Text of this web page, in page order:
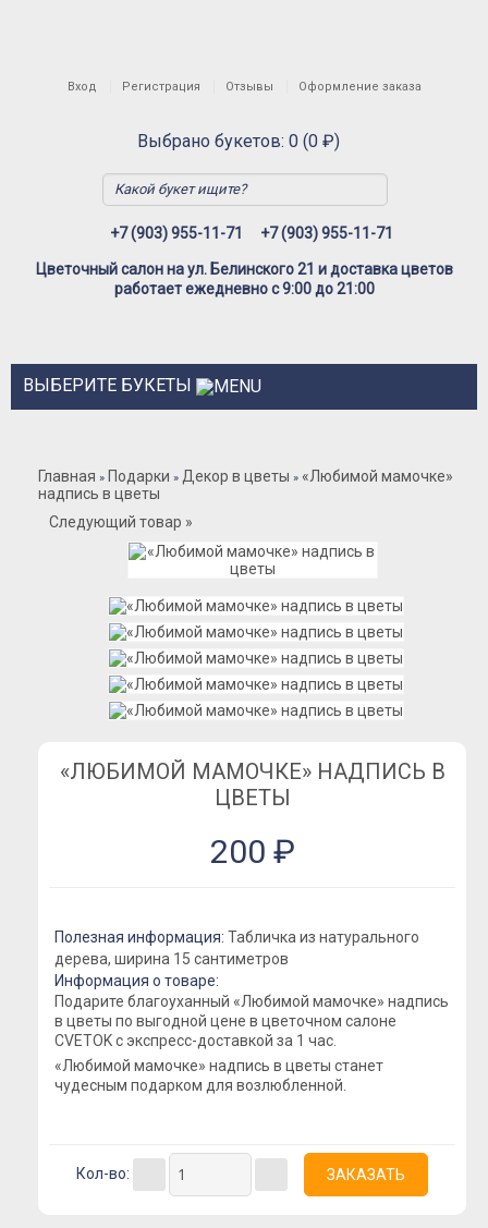
Вход Регистрация Отзывы Оформление заказа
Выбрано букетов: 0 (0 ₽)
+7 (903) 955-11-71 +7 (903) 955-11-71
Цветочный салон на ул. Белинского 21 и доставка цветов
работает ежедневно с 9:00 до 21:00
ВЫБЕРИТЕ БУКЕТЫ
Розы Премиум
Розы Эквадор
Розы Мордовия
Розы Пионовидные
Розы Кустовые
Розы Французские
Розы Поштучно
Букеты из гипсофилы
Букеты из ромашек
Букеты из эустомы
Букеты с альстромерией
Букеты с гвоздикой
Летние букеты
Букеты с герберой
Главная » Подарки » Декор в цветы » «Любимой мамочке»
надпись в цветы
Следующий товар »
«ЛЮБИМОЙ МАМОЧКЕ» НАДПИСЬ В
ЦВЕТЫ
200 ₽
Полезная информация: Табличка из натурального
дерева, ширина 15 сантиметров
Информация о товаре:
Подарите благоуханный «Любимой мамочке» надпись
в цветы по выгодной цене в цветочном салоне
CVETOK с экспресс-доставкой за 1 час.
«Любимой мамочке» надпись в цветы станет
чудесным подарком для возлюбленной.
Кол-во: